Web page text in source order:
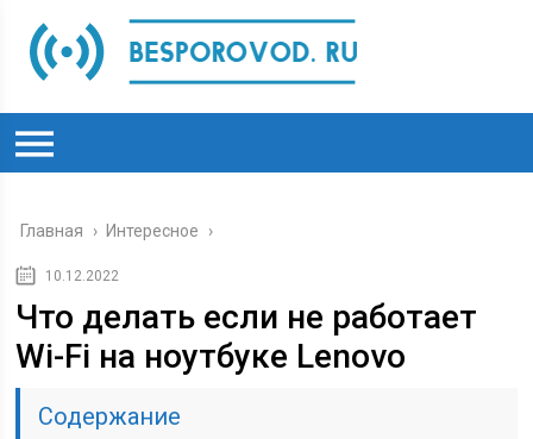
Главная › Интересное ›
10.12.2022
Что делать если не работает
Wi-Fi на ноутбуке Lenovo
Содержание